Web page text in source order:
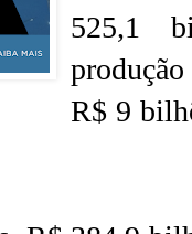
525,1
R$ 9